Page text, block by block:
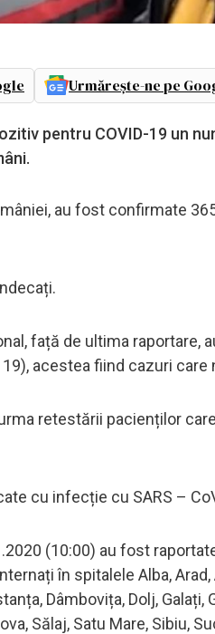
Urmărește-ne pe
pentru COVID-19 un
au fost confirmate
față de ultima raportare,
acestea fiind cazuri
retestării pacienților
cu infecție cu SARS –
(10:00) au fost
în spitalele Alba,
Dâmbovița, Dolj,
Sălaj, Satu Mare, Sibiu,